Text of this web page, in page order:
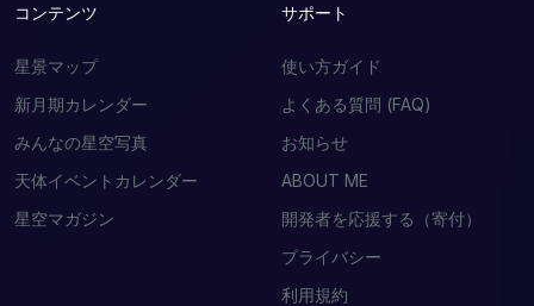
コンテンツ
星景マップ
新月期カレンダー
みんなの星空写真
天体イベントカレンダー
星空マガジン
サポート
使い方ガイド
よくある質問 (FAQ)
お知らせ
ABOUT ME
開発者を応援する（寄付）
プライバシー
利用規約